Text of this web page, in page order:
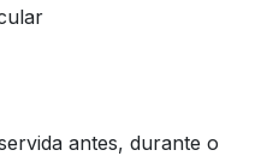
antes, durante o